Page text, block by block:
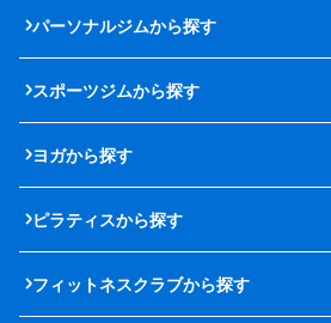
パーソナルジムから探す
スポーツジムから探す
ヨガから探す
ピラティスから探す
フィットネスクラブから探す